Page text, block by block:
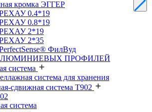
кромка ЭГГЕР
0.4*19
0.8*19
2*19
2*35
ФилВуд
ПРОФИЛЕЙ
система
система для хранения
сдвижная система Т902
система